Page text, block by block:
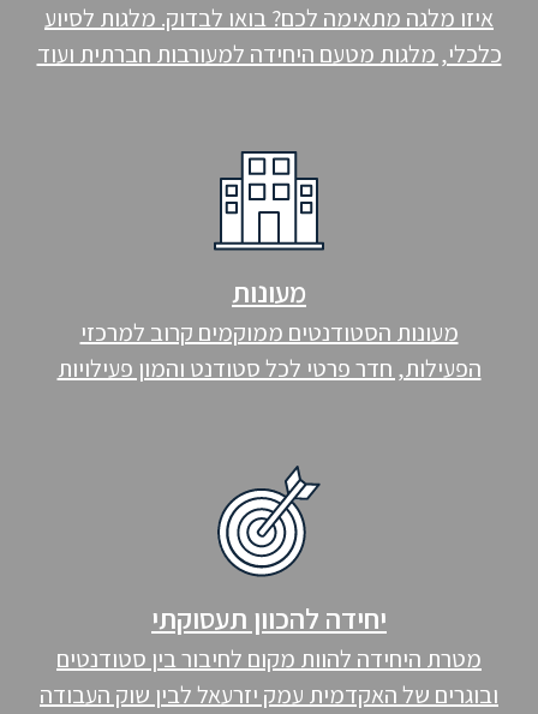
איזו מלגה מתאימה לכם? בואו לבדוק. מלגות לסיוע
כלכלי, מלגות מטעם היחידה למעורבות חברתית ועוד
מעונות
מעונות הסטודנטים ממוקמים קרוב למרכזי
הפעילות, חדר פרטי לכל סטודנט והמון פעילויות
יחידה להכוון תעסוקתי
מטרת היחידה להוות מקום לחיבור בין סטודנטים
ובוגרים של האקדמית עמק יזרעאל לבין שוק העבודה